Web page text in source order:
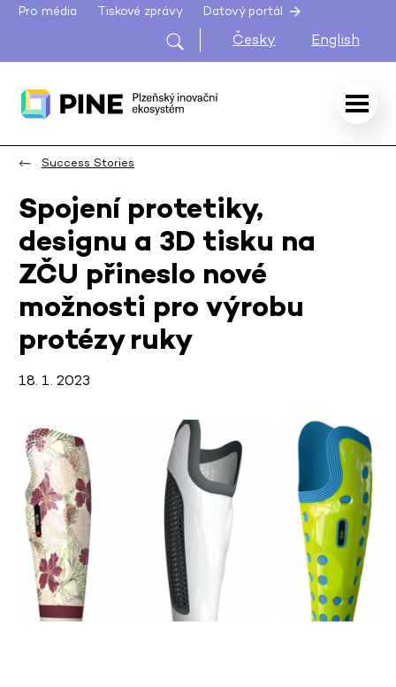
Pro média Tiskové zprávy Datový portál
Česky English
Success Stories
Spojení protetiky,
designu a 3D tisku na
ZČU přineslo nové
možnosti pro výrobu
protézy ruky
18. 1. 2023